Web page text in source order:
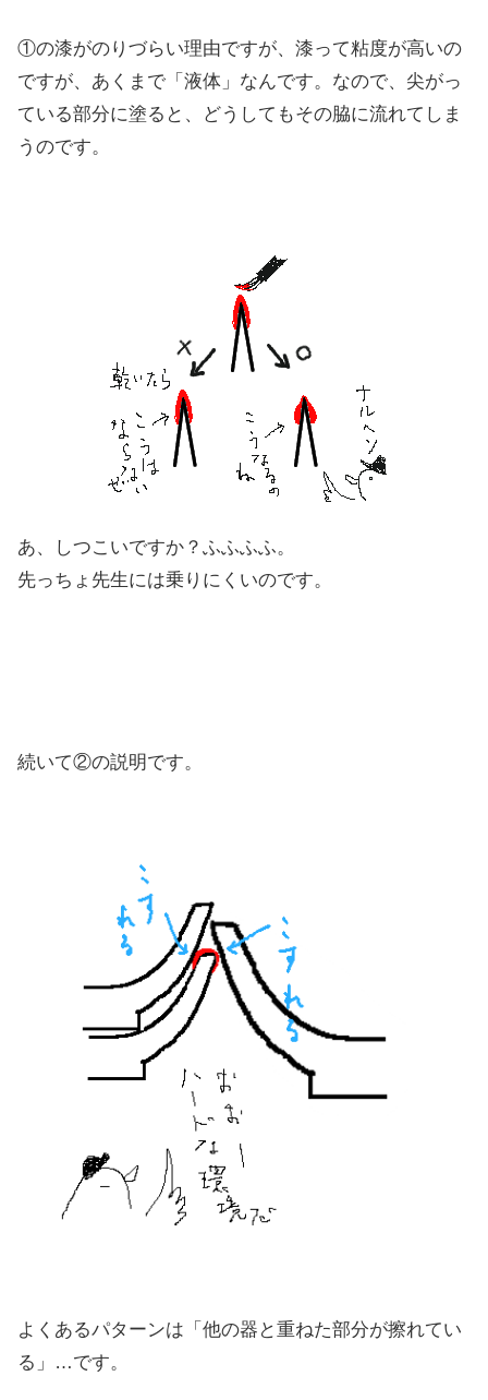
①の漆がのりづらい理由ですが、漆って粘度が高いの
ですが、あくまで「液体」なんです。なので、尖がっ
ている部分に塗ると、どうしてもその脇に流れてしま
うのです。
あ、しつこいですか？ふふふふ。
先っちょ先生には乗りにくいのです。
続いて②の説明です。
よくあるパターンは「他の器と重ねた部分が擦れてい
る」…です。